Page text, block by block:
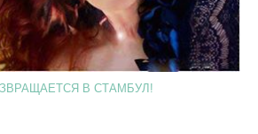
В СТАМБУЛ!